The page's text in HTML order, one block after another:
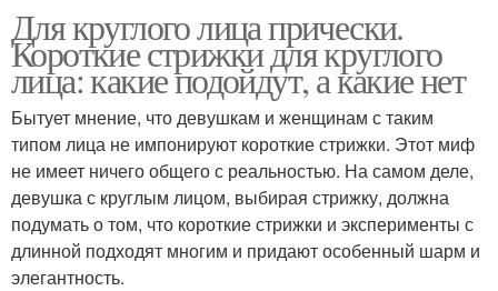
Для круглого лица прически.
Короткие стрижки для круглого
лица: какие подойдут, а какие нет
Бытует мнение, что девушкам и женщинам с таким
типом лица не импонируют короткие стрижки. Этот миф
не имеет ничего общего с реальностью. На самом деле,
девушка с круглым лицом, выбирая стрижку, должна
подумать о том, что короткие стрижки и эксперименты с
длинной подходят многим и придают особенный шарм и
элегантность.